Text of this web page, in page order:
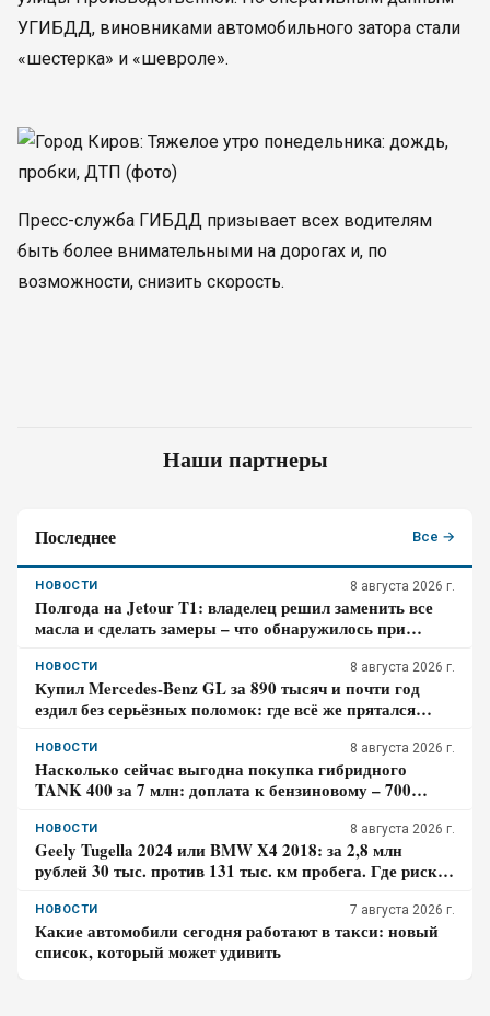
УГИБДД, виновниками автомобильного затора стали
«шестерка» и «шевроле».
Пресс-служба ГИБДД призывает всех водителям
быть более внимательными на дорогах и, по
возможности, снизить скорость.
Наши партнеры
Последнее Все →
НОВОСТИ 8 августа 2026 г.
Полгода на Jetour T1: владелец решил заменить все
масла и сделать замеры – что обнаружилось при
НОВОСТИ 8 августа 2026 г.
Купил Mercedes-Benz GL за 890 тысяч и почти год
ездил без серьёзных поломок: где всё же прятался
НОВОСТИ 8 августа 2026 г.
Насколько сейчас выгодна покупка гибридного
TANK 400 за 7 млн: доплата к бензиновому – 700
НОВОСТИ 8 августа 2026 г.
Geely Tugella 2024 или BMW X4 2018: за 2,8 млн
рублей 30 тыс. против 131 тыс. км пробега. Где риск
НОВОСТИ 7 августа 2026 г.
Какие автомобили сегодня работают в такси: новый
список, который может удивить